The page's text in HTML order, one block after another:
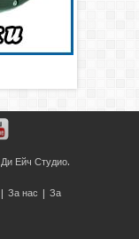
Ди Ейч Студио.
| За нас | За